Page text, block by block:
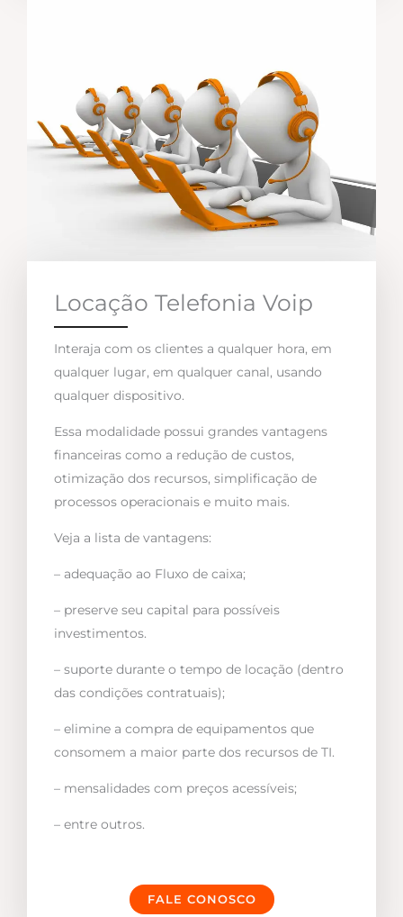
Locação Telefonia Voip
Interaja com os clientes a qualquer hora, em
qualquer lugar, em qualquer canal, usando
qualquer dispositivo.
Essa modalidade possui grandes vantagens
financeiras como a redução de custos,
otimização dos recursos, simplificação de
processos operacionais e muito mais.
Veja a lista de vantagens:
– adequação ao Fluxo de caixa;
– preserve seu capital para possíveis
investimentos.
– suporte durante o tempo de locação (dentro
das condições contratuais);
– elimine a compra de equipamentos que
consomem a maior parte dos recursos de TI.
– mensalidades com preços acessíveis;
– entre outros.
FALE CONOSCO